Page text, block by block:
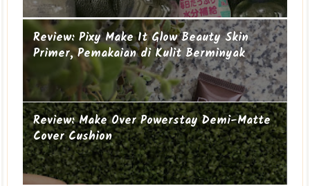
Suami-suami Jauh dari Istri
Cucu ke-19
Review: Pixy Make It Glow Beauty Skin
Primer, Pemakaian di Kulit Berminyak
Review: Make Over Powerstay Demi-Matte
Cover Cushion